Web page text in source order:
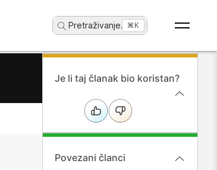
Pretraživanje... ⌘K
Je li taj članak bio koristan?
Povezani članci